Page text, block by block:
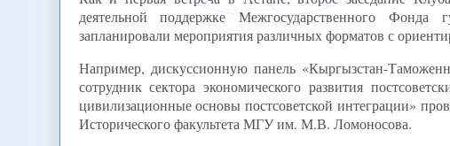
деятельной поддержке Межгосударственного Фонда
запланировали мероприятия различных форматов с
Например, дискуссионную панель «Кыргызстан-
сотрудник сектора экономического развития
цивилизационные основы постсоветской интеграции»
Исторического факультета МГУ им. М.В. Ломоносова.